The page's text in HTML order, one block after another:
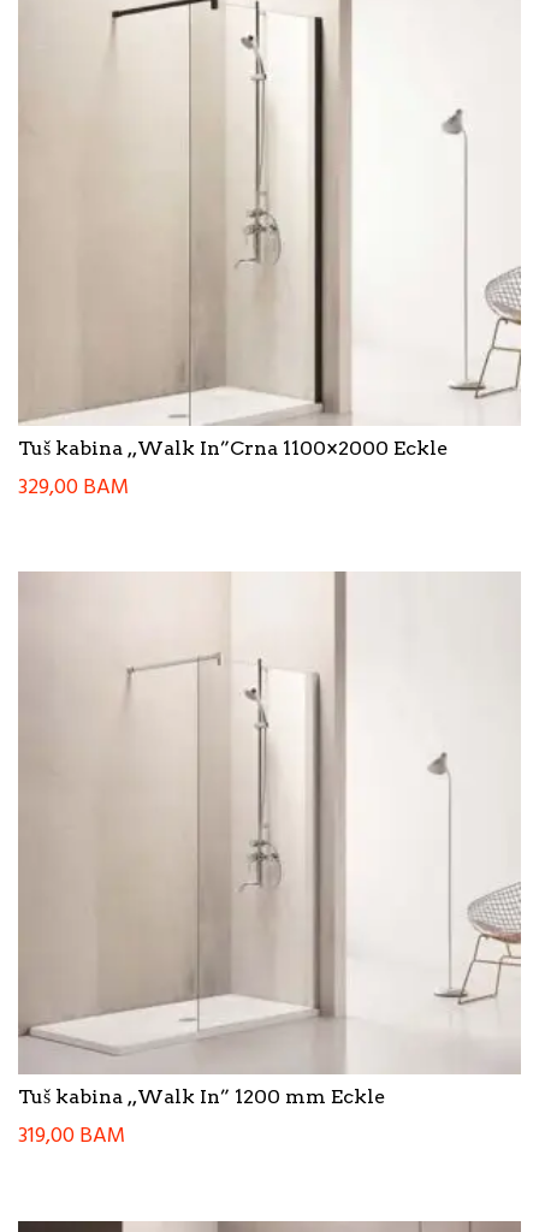
Tuš kabina ,,Walk In”Crna 1100×2000 Eckle
329,00BAM
Tuš kabina ,,Walk In” 1200 mm Eckle
319,00BAM